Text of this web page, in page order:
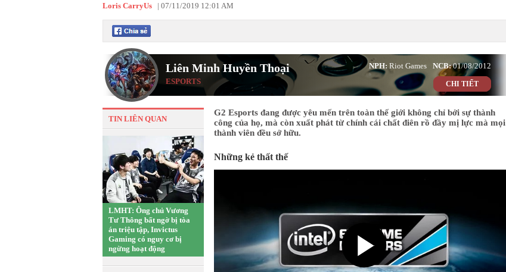
Loris CarryUs | 07/11/2019 12:01 AM
Liên Minh Huyền Thoại
ESPORTS
01/08/2012
NCB:
Riot Games
NPH:
CHI TIẾT
TIN LIÊN QUAN
LMHT: Ông chủ Vương
Tư Thông bất ngờ bị tòa
án triệu tập, Invictus
Gaming có nguy cơ bị
ngừng hoạt động
G2 Esports đang được yêu mến trên toàn thế giới không chỉ bởi sự thành
công của họ, mà còn xuất phát từ chính cái chất điên rồ đầy mị lực mà mọi
thành viên đều sở hữu.
Những kẻ thất thế